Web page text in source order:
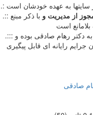
از مدیریت و با ذکر مبنع
.::: کلیه حقوق مادی و معنوی این سایت متعلق به دکتر رهام صادقی بوده و
از آن طبق ماده 12 قانون جرایم رایانه ای قابل پیگیری
صادقی